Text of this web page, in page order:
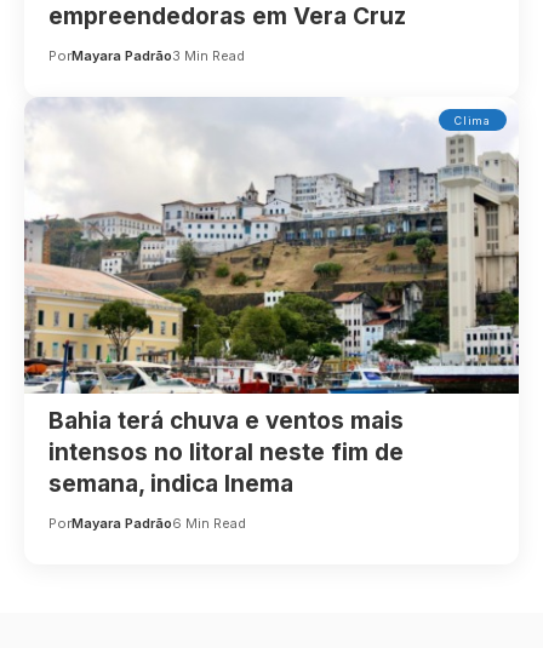
empreendedoras em Vera Cruz
PorMayara Padrão3 Min Read
Clima
Bahia terá chuva e ventos mais
intensos no litoral neste fim de
semana, indica Inema
PorMayara Padrão6 Min Read